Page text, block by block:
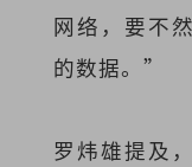
网络，要不
的数据。”
罗炜雄提及